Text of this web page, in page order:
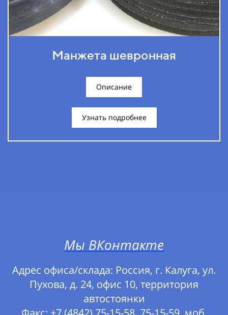
Манжета шевронная
Описание
Узнать подробнее
Мы ВКонтакте
Адрес офиса/склада: Россия, г. Калуга, ул.
Пухова, д. 24, офис 10, территория
автостоянки